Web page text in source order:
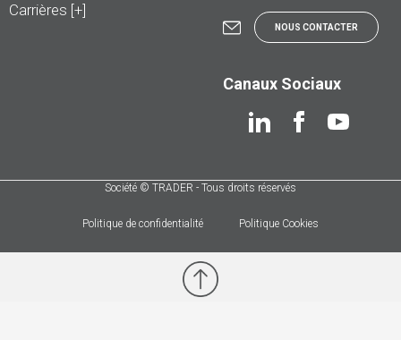
Carrières [+]
NOUS CONTACTER
Canaux Sociaux
Société © TRADER - Tous droits réservés
Politique de confidentialité Politique Cookies